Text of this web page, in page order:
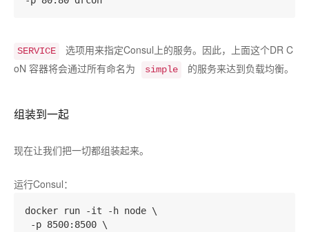
SERVICE
选项用来指定Consul上的服务。因此，上面这个DR C
oN 容器将会通过所有命名为
simple 的服务来达到负载均衡。
组装到一起
现在让我们把一切都组装起来。
运行Consul：
docker run -it -h node \
-p 8500:8500 \